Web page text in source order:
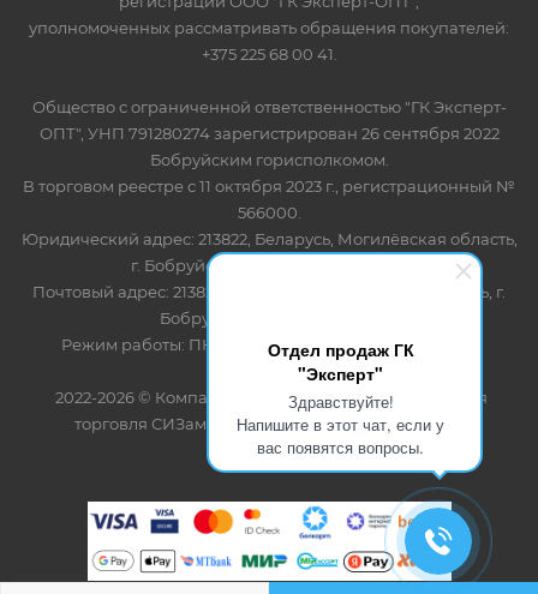
Отдел продаж ГК
"Эксперт"
Здравствуйте!
Напишите в этот чат, если у
вас появятся вопросы.
уполномоченных рассматривать обращения покупателей:
+375 225 68 00 41.
Общество с ограниченной ответственностью "ГК Эксперт-
ОПТ", УНП 791280274 зарегистрирован 26 сентября 2022
Бобруйским горисполкомом.
В торговом реестре с 11 октября 2023 г., регистрационный №
566000.
Юридический адрес: 213822, Беларусь, Могилёвская область,
г. Бобруйск, ул. Лынькова 85 пом 7
Почтовый адрес: 213822, Беларусь, Могилёвская область, г.
Бобруйск, ул. Лынькова, 85
Режим работы: ПН-ПТ 8.30-17.00, СБ-ВС - выходной
2022-2026 © Компания "Эксперт" - оптово-розничная
торговля СИЗами и одноразовыми расходными
материалами